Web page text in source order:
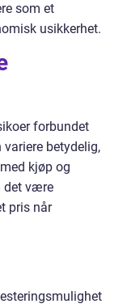
som et
usikkerhet.
forbundet
betydelig,
kjøp og
det være
pris når